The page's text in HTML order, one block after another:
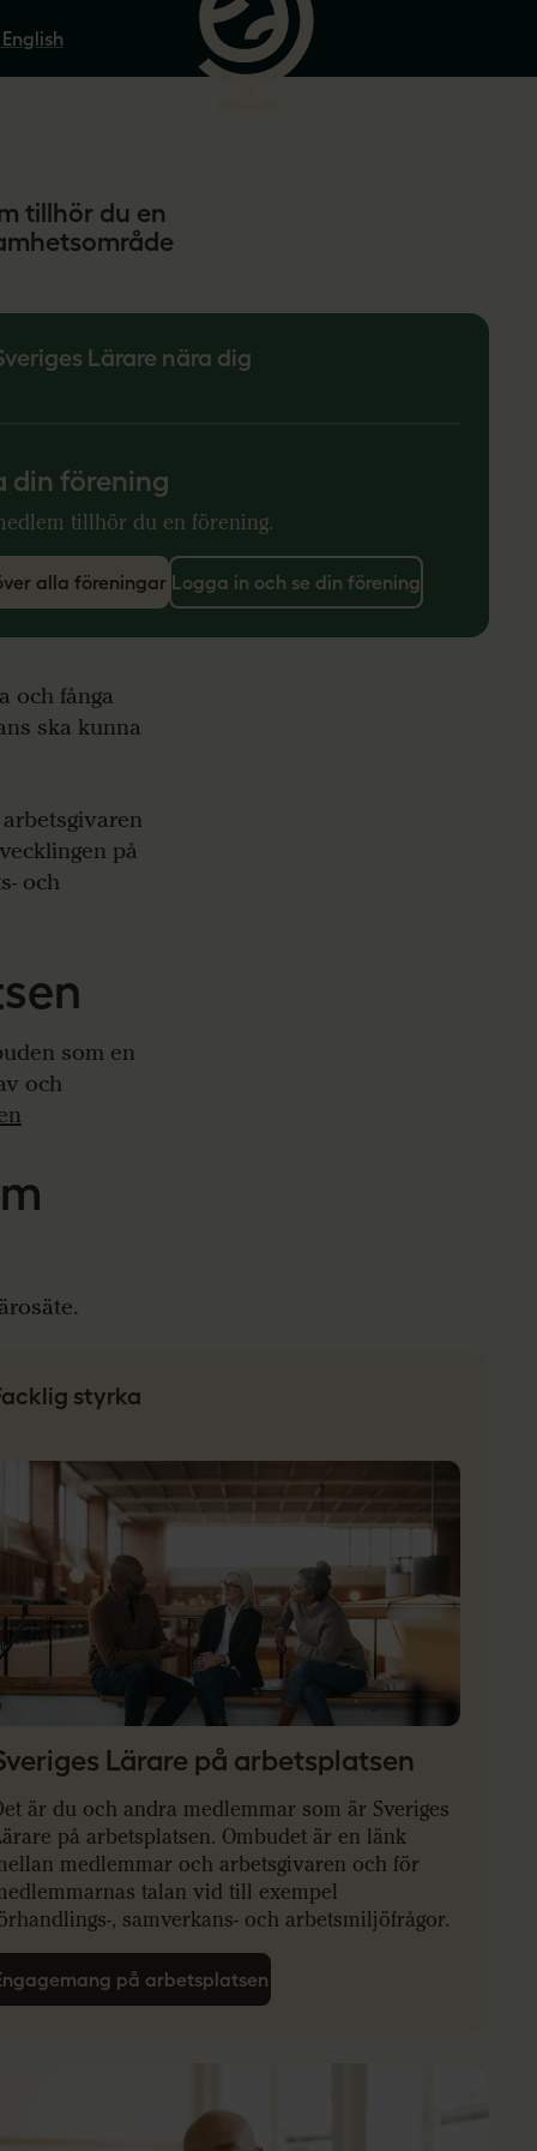
tillhör du en
Lärare nära dig
din förening
tillhör du en förening.
alla föreningar Logga in och se din förening
och fånga
ska kunna
på
och
som en
och
styrka
Lärare på arbetsplatsen
är du och andra medlemmar som är Sveriges
på arbetsplatsen. Ombudet är en länk
medlemmar och arbetsgivaren och för
talan vid till exempel
, samverkans- och arbetsmiljöfrågor.
på arbetsplatsen